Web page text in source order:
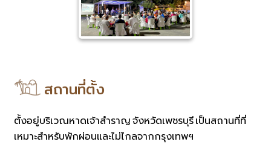
สถานที่ตั้ง
ตั้งอยู่บริเวณหาดเจ้าสำราญ จังหวัดเพชรบุรี เป็นสถานที่ที่
เหมาะสำหรับพักผ่อนและไม่ไกลจากกรุงเทพฯ